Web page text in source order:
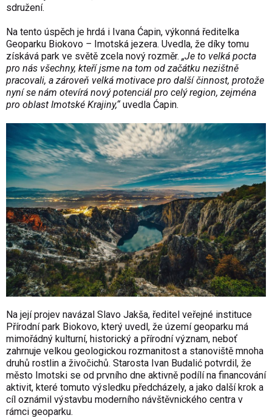
sdružení.
Na tento úspěch je hrdá i Ivana Ćapin, výkonná ředitelka
Geoparku Biokovo – Imotská jezera. Uvedla, že díky tomu
získává park ve světě zcela nový rozměr. „Je to velká pocta
pro nás všechny, kteří jsme na tom od začátku nezištně
pracovali, a zároveň velká motivace pro další činnost, protože
nyní se nám otevírá nový potenciál pro celý region, zejména
pro oblast Imotské Krajiny,“ uvedla Ćapin.
Na její projev navázal Slavo Jakša, ředitel veřejné instituce
Přírodní park Biokovo, který uvedl, že území geoparku má
mimořádný kulturní, historický a přírodní význam, neboť
zahrnuje velkou geologickou rozmanitost a stanoviště mnoha
druhů rostlin a živočichů. Starosta Ivan Budalić potvrdil, že
město Imotski se od prvního dne aktivně podílí na financování
aktivit, které tomuto výsledku předcházely, a jako další krok a
cíl oznámil výstavbu moderního návštěvnického centra v
rámci geoparku.